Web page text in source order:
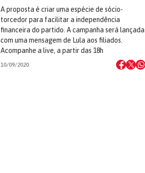
A proposta é criar uma espécie de sócio-
torcedor para facilitar a independência
financeira do partido. A campanha será lançada
com uma mensagem de Lula aos filiados.
Acompanhe a live, a partir das 18h
10/09/2020